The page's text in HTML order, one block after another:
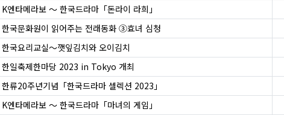
K엔타메라보 ～ 한국드라마「돈라이 라희」
한국문화원이 읽어주는 전래동화 ③효녀 심청
한국요리교실〜깻잎김치와 오이김치
한일축제한마당 2023 in Tokyo 개최
한류20주년기념「한국드라마 셀렉션 2023」
K엔타메라보 ～ 한국드라마「마녀의 게임」